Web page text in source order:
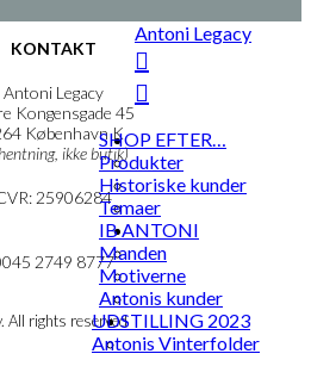
KONTAKT
Antoni Legacy
Kongensgade 45
København K
ikke butik)
25906284
2749 8777
All rights reserved
Antoni Legacy
SHOP EFTER…
Produkter
Historiske kunder
Temaer
IB ANTONI
Manden
Motiverne
Antonis kunder
UDSTILLING 2023
Antonis Vinterfolder